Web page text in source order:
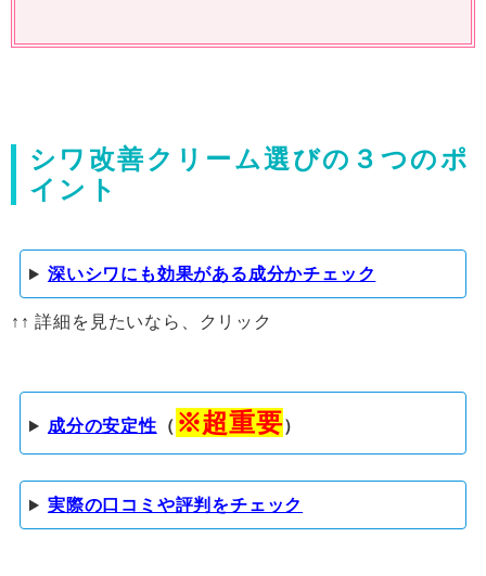
シワ改善クリーム選びの３つのポ
イント
深いシワにも効果がある成分かチェック
↑↑ 詳細を見たいなら、クリック
成分の安定性 （ ※超重要）
実際の口コミや評判をチェック